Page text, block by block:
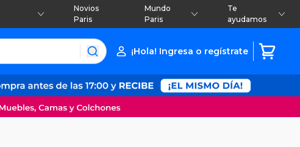
Novios
Paris
Mundo
Paris
Te
ayudamos
¡Hola! Ingresa o regístrate